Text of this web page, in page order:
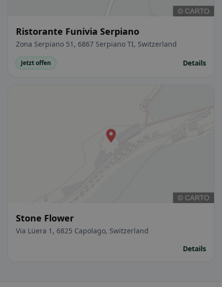
Ristorante Funivia Serpiano
Zona Serpiano 51, 6867 Serpiano TI, Switzerland
Jetzt offen Details
Stone Flower
Via Lüera 1, 6825 Capolago, Switzerland
Details